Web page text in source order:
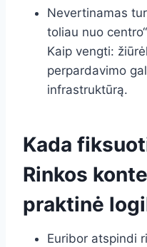
Nevertinamas
toliau nuo
Kaip vengti:
perpardavimo
infrastruktūrą.
Kada
Rinkos
praktinė
Euribor atspindi